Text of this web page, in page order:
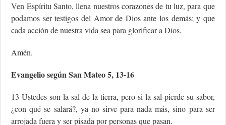
Ven Espíritu Santo, llena nuestros corazones de tu luz, para que
podamos ser testigos del Amor de Dios ante los demás; y que
cada acción de nuestra vida sea para glorificar a Dios.
Amén.
Evangelio según San Mateo 5, 13-16
13 Ustedes son la sal de la tierra, pero si la sal pierde su sabor,
¿con qué se salará?, ya no sirve para nada más, sino para ser
arrojada fuera y ser pisada por personas que pasan.